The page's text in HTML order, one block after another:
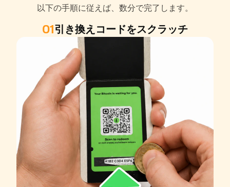
以下の手順に従えば、数分で完了します。
01引き換えコードをスクラッチ